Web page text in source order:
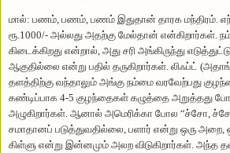
மால்: பணம், பணம், பணம் இதுதான் தாரக மந்திரம்.
ரூ.1000/- அல்லது அதற்கு மேல்தான் என்கிறார்கள்.
கிடைக்கிறது என்றால், அது சரி அங்கிருந்து
ஆகுதில்லை என்று பதில் தருகிறார்கள். லிஃப்ட்
தளத்திற்கு வந்தாலும் அங்கு நம்மை வரவேற்பது
கண்டிப்பாக 4-5 குழந்தைகள் கழுத்தை அறுத்தது
அழுகிறார்கள். ஆனால் அமெரிக்கா போல “ச்சோ,
சமாதானப் படுத்துவதில்லை, பளார் என்று ஒரு அறை,
கிள்ளு என்று இன்னமும் அலற விடுகிறார்கள். அந்த